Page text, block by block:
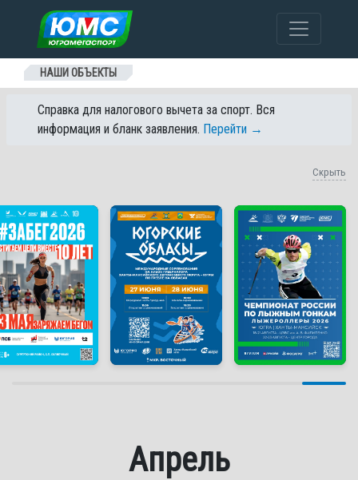
Перейти к содержанию
НАШИ ОБЪЕКТЫ
Справка для налогового вычета за спорт. Вся
информация и бланк заявления. Перейти →
Скрыть
Апрель